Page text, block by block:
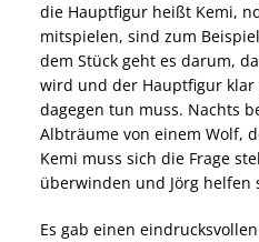
die Hauptfigur heißt Kemi,
mitspielen, sind zum
dem Stück geht es darum,
wird und der Hauptfigur klar
dagegen tun muss. Nachts
Albträume von einem Wolf,
Kemi muss sich die Frage
überwinden und Jörg helfen
Es gab einen